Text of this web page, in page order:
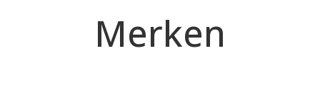
Merken